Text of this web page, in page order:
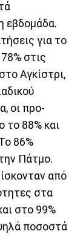
εβδομάδα.
για το
στις
Αγκίστρι,
οι προ-
το 88% και
86%
Πάτμο.
από
στα
στο 99%
ποσοστά